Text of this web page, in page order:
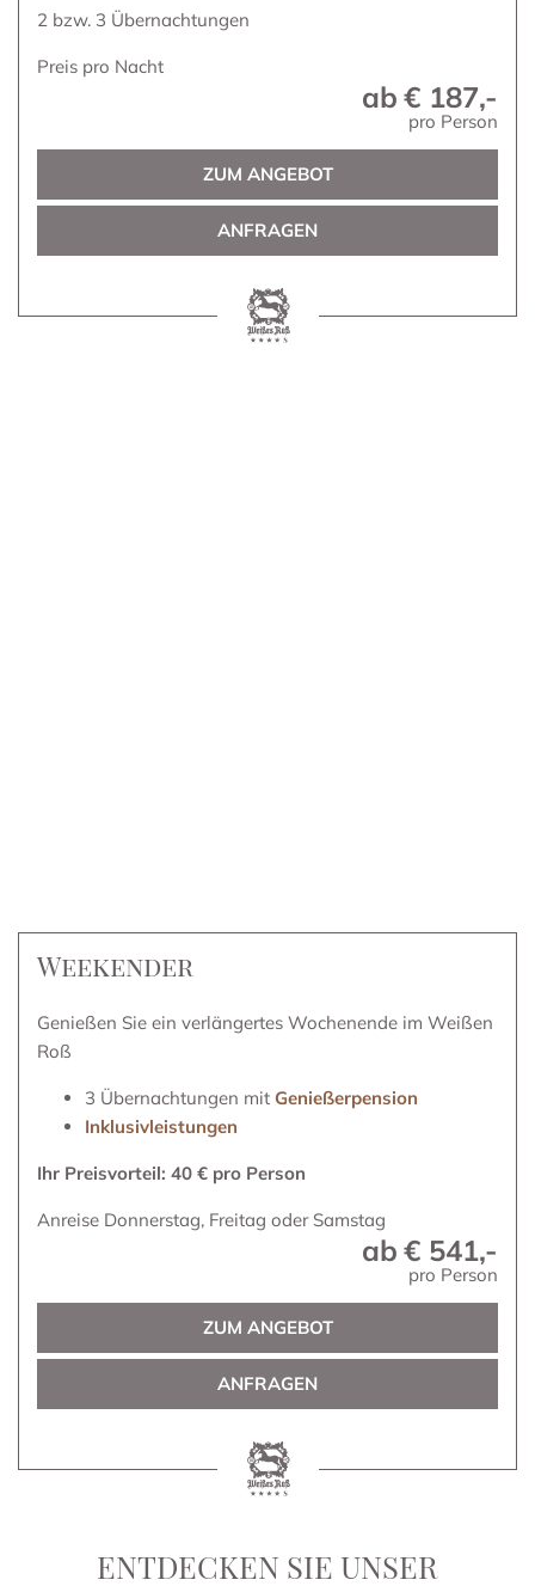
2 bzw. 3 Übernachtungen
Preis pro Nacht
ab € 187,-
pro Person
ZUM ANGEBOT
ANFRAGEN
Weekender
Genießen Sie ein verlängertes Wochenende im Weißen
Roß
3 Übernachtungen mit Genießerpension
Inklusivleistungen
Ihr Preisvorteil: 40 € pro Person
Anreise Donnerstag, Freitag oder Samstag
ab € 541,-
pro Person
ZUM ANGEBOT
ANFRAGEN
ENTDECKEN SIE UNSER